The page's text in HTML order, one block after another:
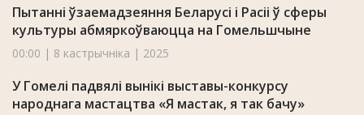
Пытанні ўзаемадзеяння Беларусі і Расіі ў сферы
культуры абмяркоўваюцца на Гомельшчыне
00:00 | 8 кастрычніка | 2025
У Гомелі падвялі вынікі выставы-конкурсу
народнага мастацтва «Я мастак, я так бачу»